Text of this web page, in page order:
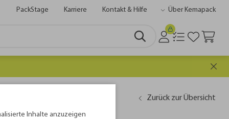
PackStage Karriere Kontakt & Hilfe Über Kemapack
Zurück zur Übersicht
Inhalte anzuzeigen